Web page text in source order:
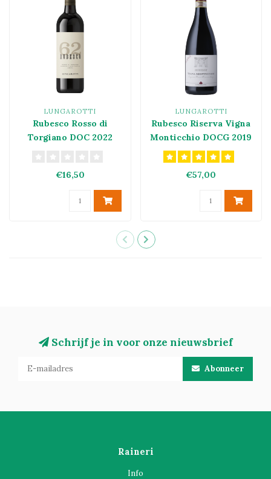
LUNGAROTTI
Rubesco Rosso di
Torgiano DOC 2022
€16,50
LUNGAROTTI
Rubesco Riserva Vigna
Monticchio DOCG 2019
€57,00
Schrijf je in voor onze nieuwsbrief
Abonneer
Raineri
Info